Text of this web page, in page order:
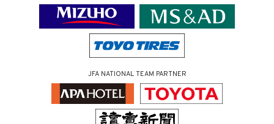
JFA NATIONAL TEAM PARTNER